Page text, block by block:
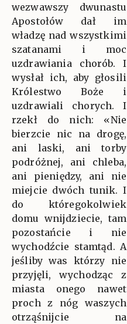
wezwawszy dwunastu
Apostołów dał im
władzę nad wszystkimi
szatanami i moc
uzdrawiania chorób. I
wysłał ich, aby głosili
Królestwo Boże i
uzdrawiali chorych. I
rzekł do nich: «Nie
bierzcie nic na drogę,
ani laski, ani torby
podróżnej, ani chleba,
ani pieniędzy, ani nie
miejcie dwóch tunik. I
do któregokolwiek
domu wnijdziecie, tam
pozostańcie i nie
wychodźcie stamtąd. A
jeśliby was którzy nie
przyjęli, wychodząc z
miasta onego nawet
proch z nóg waszych
otrząśnijcie na